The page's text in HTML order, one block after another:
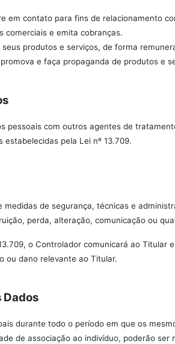
em contato para fins de relacionamento
comerciais e emita cobranças.
produtos e serviços, de forma
e faça propaganda de produtos e
pessoais com outros agentes de
pela Lei nº 13.709.
medidas de segurança, técnicas e
perda, alteração, comunicação ou
o Controlador comunicará ao
ou dano relevante ao Titular.
Dados
durante todo o período em que os
de associação ao indivíduo, poderão